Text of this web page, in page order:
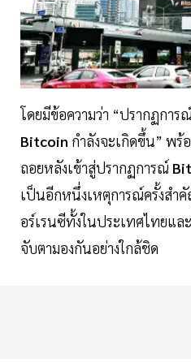
โดยมีข้อความว่า “ปรากฏกา
Bitcoin กำลังจะเกิดขึ้น” พร้
ถอยหลังเข้าสู่ปรากฏการณ์
เป็นอีกหนึ่งเหตุการณ์ครั้งสำ
อร์เรนซีทั้งในประเทศไทยแล
จับตามองกันอย่างใกล้ชิด